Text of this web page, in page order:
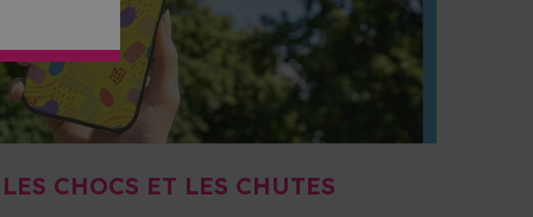
CHOCS ET LES CHUTES